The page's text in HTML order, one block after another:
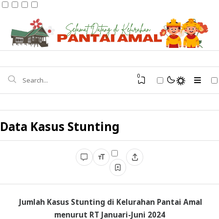
Kondisi Umum
Profil Pejabat
Struktur Organisasi
Kependudukan
Pendidikan
0
Data Kasus Stunting
Jumlah Kasus Stunting di Kelurahan Pantai Amal
menurut RT Januari-Juni 2024